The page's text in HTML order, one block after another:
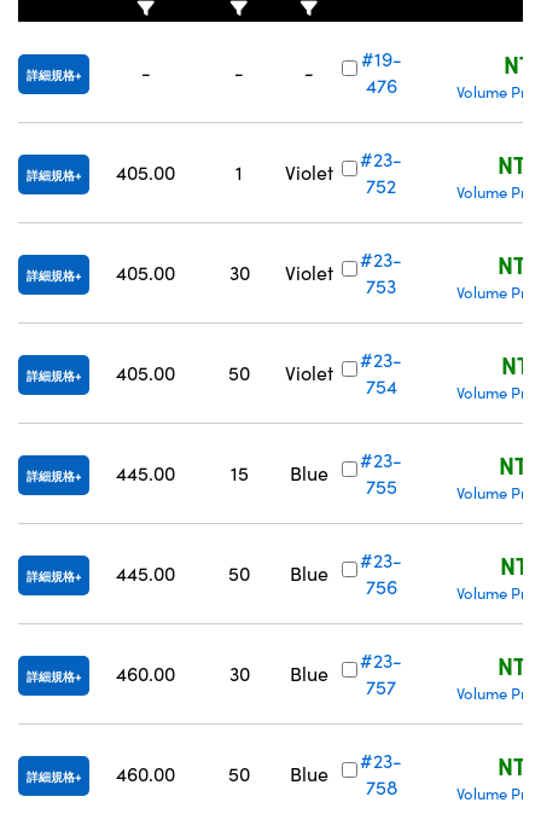
(UFI)
詳細規格 - - -
#19-
476
Volume
詳細規格 405.00 1 Violet
#23-
752
Volume
詳細規格 405.00 30 Violet
#23-
753
Volume
詳細規格 405.00 50 Violet
#23-
754
Volume
詳細規格 445.00 15 Blue
#23-
755
Volume
詳細規格 445.00 50 Blue
#23-
756
Volume
詳細規格 460.00 30 Blue
#23-
757
Volume
詳細規格 460.00 50 Blue
#23-
758
Volume